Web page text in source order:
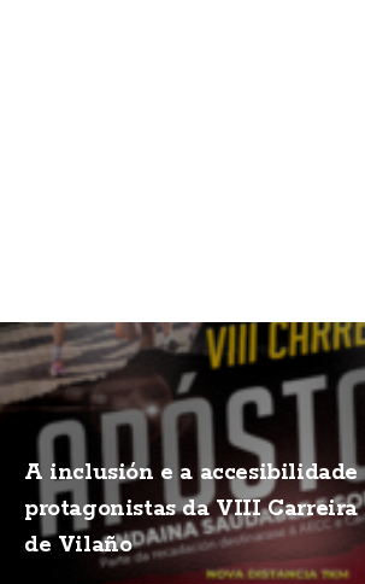
A inclusión e a accesibilidade
protagonistas da VIII Carreira
de Vilaño